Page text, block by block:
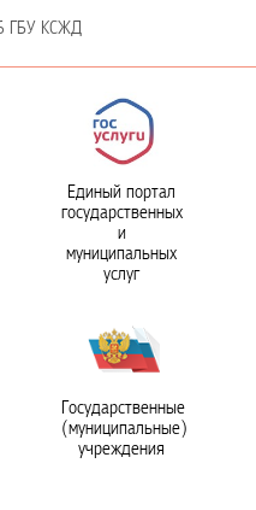
ГБУ КСЖД
Единый портал
государственных
и
муниципальных
услуг
Государственные
(муниципальные)
учреждения